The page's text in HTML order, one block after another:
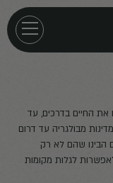
את החיים בדרכים, עד
מבולגריה עד דרום
הבינו שהם לא רק
לגלות מקומות